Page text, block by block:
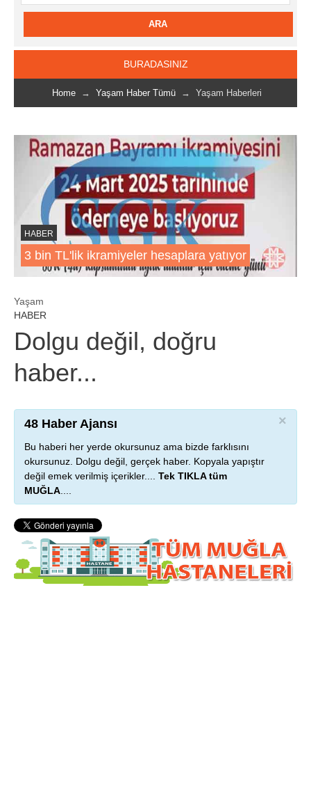
BURADASINIZ
Home→ Yaşam Haber Tümü→ Yaşam Haberleri
HABER
3 bin TL'lik ikramiyeler hesaplara yatıyor
Yaşam
HABER
Dolgu değil, doğru
haber...
×
48 Haber Ajansı
Bu haberi her yerde okursunuz ama bizde farklısını
okursunuz. Dolgu değil, gerçek haber. Kopyala yapıştır
değil emek verilmiş içerikler.... Tek TIKLA tüm
MUĞLA